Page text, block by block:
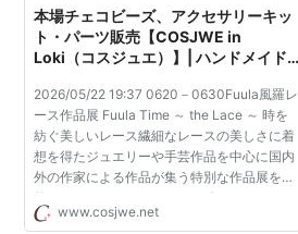
本場チェコビーズ、アクセサリーキッ
ト・パーツ販売【COSJWE in
Loki（コスジュエ）】| ハンドメイド
アクセサリーパーツ、ビーズパーツ、
コスチュームジュエリー
2026/05/22 19:37 0620－0630Fuula風羅レ
ース作品展 Fuula Time ～ the Lace ～ 時を
紡ぐ美しいレース繊細なレースの美しさに着
想を得たジュエリーや手芸作品を中心に国内
外の作家による作品が集う特別な作品展を開
催いたし 2026/05/01 16:29 ゴールデンウィ
ーク休業のお知らせ（5/2-5/6） COSJWE in
www.cosjwe.net